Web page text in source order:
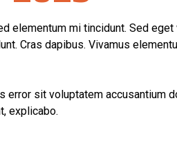
elementum mi tincidunt. Sed
Cras dapibus. Vivamus
sit voluptatem accusantium
explicabo.